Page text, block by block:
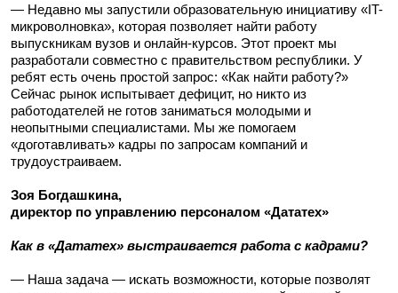
— Недавно мы запустили образовательную инициативу «IT-
микроволновка», которая позволяет найти работу
выпускникам вузов и онлайн-курсов. Этот проект мы
разработали совместно с правительством республики. У
ребят есть очень простой запрос: «Как найти работу?»
Сейчас рынок испытывает дефицит, но никто из
работодателей не готов заниматься молодыми и
неопытными специалистами. Мы же помогаем
«доготавливать» кадры по запросам компаний и
трудоустраиваем.
Зоя Богдашкина,
директор по управлению персоналом «Дататех»
Как в «Дататех» выстраивается работа с кадрами?
— Наша задача — искать возможности, которые позволят